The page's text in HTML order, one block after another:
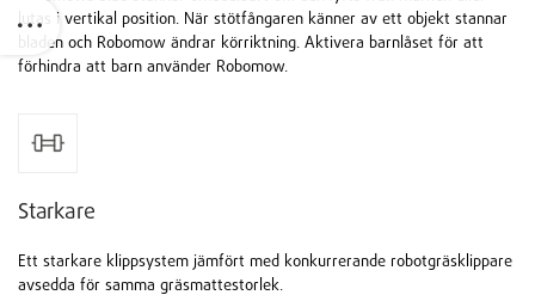
lutas i vertikal position. När stötfångaren känner av ett objekt stannar
bladen och Robomow ändrar körriktning. Aktivera barnlåset för att
förhindra att barn använder Robomow.
Starkare
Ett starkare klippsystem jämfört med konkurrerande robotgräsklippare
avsedda för samma gräsmattestorlek.